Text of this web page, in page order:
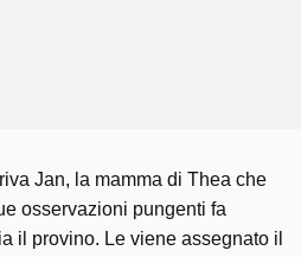
Jan, la mamma di Thea che
osservazioni pungenti fa
il provino. Le viene assegnato il